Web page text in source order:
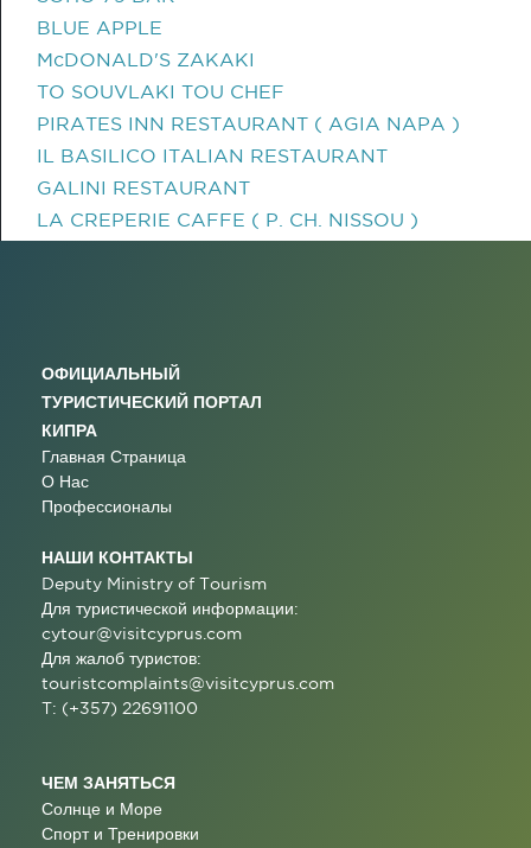
BLUE APPLE
McDONALD'S ZAKAKI
TO SOUVLAKI TOU CHEF
PIRATES INN RESTAURANT ( AGIA NAPA )
IL BASILICO ITALIAN RESTAURANT
GALINI RESTAURANT
LA CREPERIE CAFFE ( P. CH. NISSOU )
ОФИЦИАЛЬНЫЙ
ТУРИСТИЧЕСКИЙ ПОРТАЛ
КИПРА
Главная Страница
О Нас
Профессионалы
НАШИ КОНТАКТЫ
Deputy Ministry of Tourism
Для туристической информации:
cytour@visitcyprus.com
Для жалоб туристов:
touristcomplaints@visitcyprus.com
T: (+357) 22691100
ЧЕМ ЗАНЯТЬСЯ
Солнце и Море
Спорт и Тренировки